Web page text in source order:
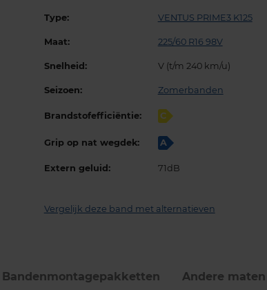
Type: VENTUS PRIME3 K125
Maat: 225/60 R16 98V
Snelheid: V (t/m 240 km/u)
Seizoen: Zomerbanden
Brandstofefficiëntie: C
Grip op nat wegdek: A
Extern geluid: 71dB
Vergelijk deze band met alternatieven
Bandenmontage­pakketten Andere maten